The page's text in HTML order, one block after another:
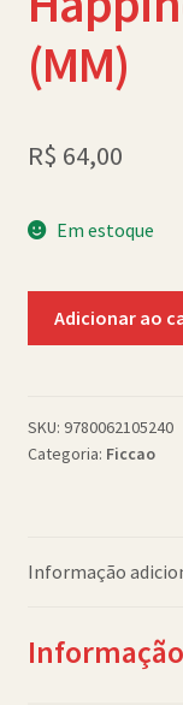
Política de
Quem Somos
(MM)
R$ 64,00
Em estoque
Adicionar ao
SKU: 9780062105240
Categoria: Ficcao
Informação